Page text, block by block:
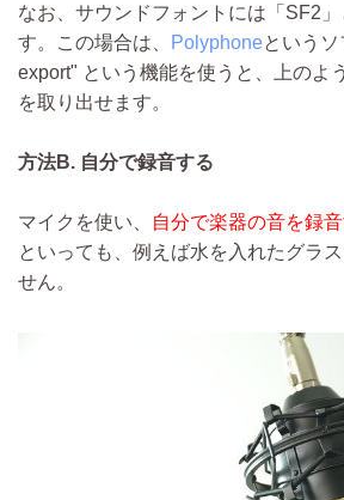
なお、サウンドフォントには「SF2
す。この場合は、
Polyphoneという
export" という機能を使うと、上のよ
を取り出せます。
方法B. 自分で録音する
マイクを使い、 自分で楽器の音を録
といっても、例えば水を入れたグラ
せん。